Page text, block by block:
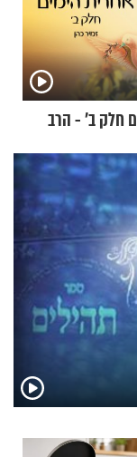
חלק ב’ - הרב